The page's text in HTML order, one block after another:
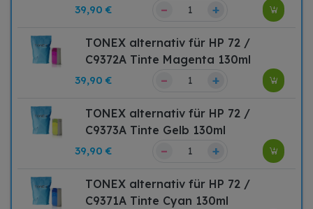
39,90 € – +
TONEX alternativ für HP 72 /
C9372A Tinte Magenta 130ml
39,90 € – +
TONEX alternativ für HP 72 /
C9373A Tinte Gelb 130ml
39,90 € – +
TONEX alternativ für HP 72 /
C9371A Tinte Cyan 130ml